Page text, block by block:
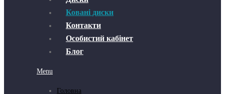
Ковані диски
Контакти
Особистий кабінет
Блог
Menu
Головна